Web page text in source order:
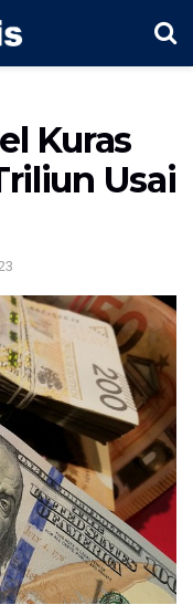
Kuras
Usai